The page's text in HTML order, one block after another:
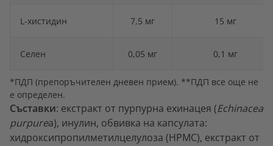
L-хистидин 7,5 мг 15 мг
Селен 0,05 мг 0,1 мг
*ПДП (препоръчителен дневен прием). **ПДП все още не
е определен.
Съставки: екстракт от пурпурна ехинацея (Echinacea
purpurea), инулин, обвивка на капсулата:
хидроксипропилметилцелулоза (HPMC), екстракт от